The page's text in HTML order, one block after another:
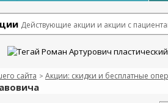
Действующие акции и акции с
сайта > Акции: скидки и бесплатные